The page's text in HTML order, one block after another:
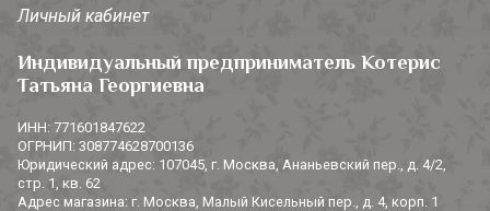
Личный кабинет
Индивидуальный предприниматель Котерис
Татьяна Георгиевна
ИНН: 771601847622
ОГРНИП: 308774628700136
Юридический адрес: 107045, г. Москва, Ананьевский пер., д. 4/2,
стр. 1, кв. 62
Адрес магазина: г. Москва, Малый Кисельный пер., д. 4, корп. 1